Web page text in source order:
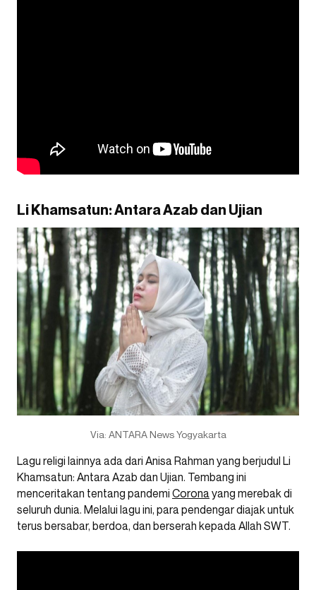
Li Khamsatun: Antara Azab dan Ujian
Via: ANTARA News Yogyakarta
Lagu religi lainnya ada dari Anisa Rahman yang berjudul Li
Khamsatun: Antara Azab dan Ujian. Tembang ini
menceritakan tentang pandemi Coronayang merebak di
seluruh dunia. Melalui lagu ini, para pendengar diajak untuk
terus bersabar, berdoa, dan berserah kepada Allah SWT.